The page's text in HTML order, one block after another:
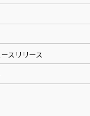
スリリース